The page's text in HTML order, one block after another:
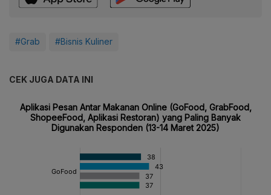
#Grab #Bisnis Kuliner
CEK JUGA DATA INI